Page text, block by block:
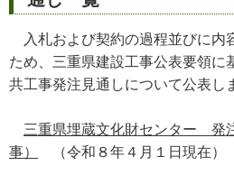
入札および契約の過程並びに内
ため、三重県建設工事公表要領に
共工事発注見通しについて公表し
三重県埋蔵文化財センター 発
事）
（令和８年４月１日現在）